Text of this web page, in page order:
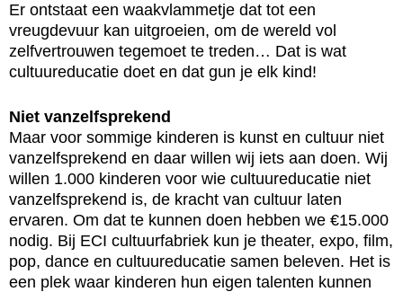
Er ontstaat een waakvlammetje dat tot een
vreugdevuur kan uitgroeien, om de wereld vol
zelfvertrouwen tegemoet te treden… Dat is wat
cultuureducatie doet en dat gun je elk kind!
Niet vanzelfsprekend
Maar voor sommige kinderen is kunst en cultuur niet
vanzelfsprekend en daar willen wij iets aan doen. Wij
willen 1.000 kinderen voor wie cultuureducatie niet
vanzelfsprekend is, de kracht van cultuur laten
ervaren. Om dat te kunnen doen hebben we €15.000
nodig. Bij ECI cultuurfabriek kun je theater, expo, film,
pop, dance en cultuureducatie samen beleven. Het is
een plek waar kinderen hun eigen talenten kunnen